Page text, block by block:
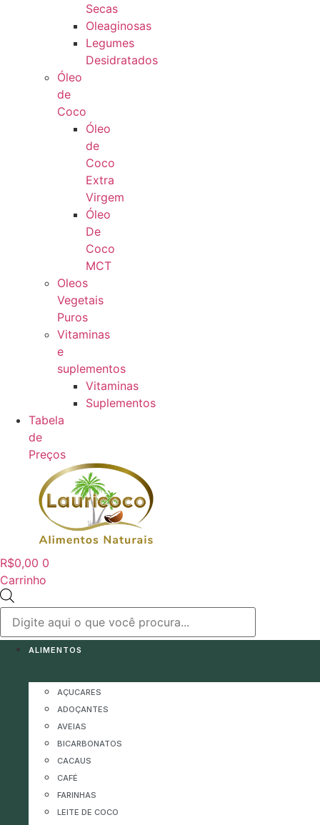
Secas
Oleaginosas
Legumes
Desidratados
Óleo
de
Coco
Óleo
de
Coco
Extra
Virgem
Óleo
De
Coco
MCT
Oleos
Vegetais
Puros
Vitaminas
e
suplementos
Vitaminas
Suplementos
Tabela
de
Preços
R$0,00 0
Carrinho
produtos
ALIMENTOS
AÇUCARES
ADOÇANTES
AVEIAS
BICARBONATOS
CACAUS
CAFÉ
FARINHAS
LEITE DE COCO